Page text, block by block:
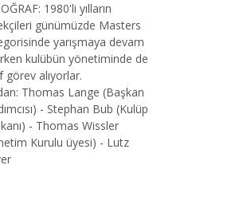
1980'li yılların
günümüzde Masters
yarışmaya devam
kulübün yönetiminde de
görev alıyorlar.
Thomas Lange (Başkan
- Stephan Bub (Kulüp
- Thomas Wissler
Kurulu üyesi) - Lutz